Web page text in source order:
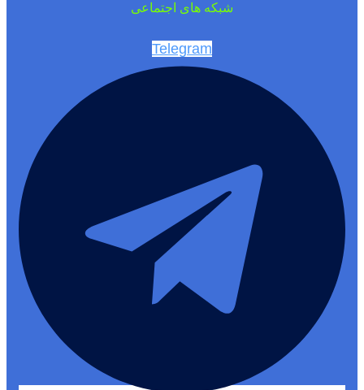
شبکه های اجتماعی
Telegram